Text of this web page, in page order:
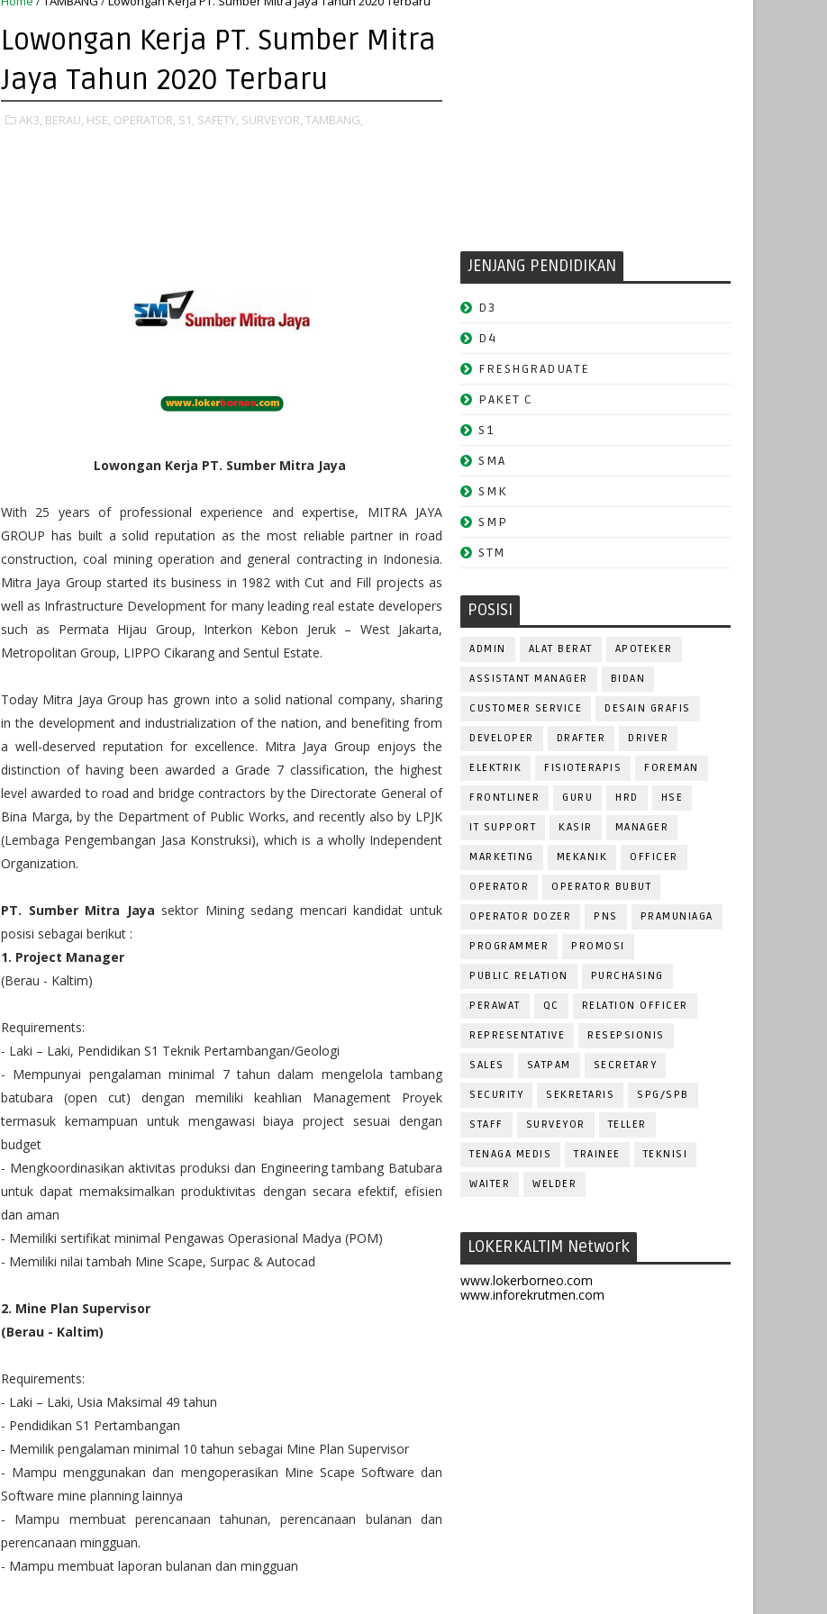
Lowongan Kerja PT. Sumber Mitra
Jaya Tahun 2020 Terbaru
AK3, BERAU, HSE, OPERATOR, S1, SAFETY, SURVEYOR, TAMBANG,
Lowongan Kerja PT. Sumber Mitra Jaya
With 25 years of professional experience and expertise, MITRA JAYA
GROUP has built a solid reputation as the most reliable partner in road
construction, coal mining operation and general contracting in Indonesia.
Mitra Jaya Group started its business in 1982 with Cut and Fill projects as
well as Infrastructure Development for many leading real estate developers
such as Permata Hijau Group, Interkon Kebon Jeruk – West Jakarta,
Metropolitan Group, LIPPO Cikarang and Sentul Estate.
Today Mitra Jaya Group has grown into a solid national company, sharing
in the development and industrialization of the nation, and benefiting from
a well-deserved reputation for excellence. Mitra Jaya Group enjoys the
distinction of having been awarded a Grade 7 classification, the highest
level awarded to road and bridge contractors by the Directorate General of
Bina Marga, by the Department of Public Works, and recently also by LPJK
(Lembaga Pengembangan Jasa Konstruksi), which is a wholly Independent
Organization.
PT. Sumber Mitra Jaya sektor Mining sedang mencari kandidat untuk
posisi sebagai berikut :
1. Project Manager
(Berau - Kaltim)
Requirements:
- Laki – Laki, Pendidikan S1 Teknik Pertambangan/Geologi
- Mempunyai pengalaman minimal 7 tahun dalam mengelola tambang
batubara (open cut) dengan memiliki keahlian Management Proyek
termasuk kemampuan untuk mengawasi biaya project sesuai dengan
budget
- Mengkoordinasikan aktivitas produksi dan Engineering tambang Batubara
untuk dapat memaksimalkan produktivitas dengan secara efektif, efisien
dan aman
- Memiliki sertifikat minimal Pengawas Operasional Madya (POM)
- Memiliki nilai tambah Mine Scape, Surpac & Autocad
2. Mine Plan Supervisor
(Berau - Kaltim)
Requirements:
- Laki – Laki, Usia Maksimal 49 tahun
- Pendidikan S1 Pertambangan
- Memilik pengalaman minimal 10 tahun sebagai Mine Plan Supervisor
- Mampu menggunakan dan mengoperasikan Mine Scape Software dan
Software mine planning lainnya
- Mampu membuat perencanaan tahunan, perencanaan bulanan dan
perencanaan mingguan.
- Mampu membuat laporan bulanan dan mingguan
JENJANG PENDIDIKAN
D3
D4
FRESHGRADUATE
PAKET C
S1
SMA
SMK
SMP
STM
POSISI
ADMIN ALAT BERAT APOTEKER
ASSISTANT MANAGER BIDAN
CUSTOMER SERVICE DESAIN GRAFIS
DEVELOPER DRAFTER DRIVER
ELEKTRIK FISIOTERAPIS FOREMAN
FRONTLINER GURU HRD HSE
IT SUPPORT KASIR MANAGER
MARKETING MEKANIK OFFICER
OPERATOR OPERATOR BUBUT
OPERATOR DOZER PNS PRAMUNIAGA
PROGRAMMER PROMOSI
PUBLIC RELATION PURCHASING
PERAWAT QC RELATION OFFICER
REPRESENTATIVE RESEPSIONIS
SALES SATPAM SECRETARY
SECURITY SEKRETARIS SPG/SPB
STAFF SURVEYOR TELLER
TENAGA MEDIS TRAINEE TEKNISI
WAITER WELDER
LOKERKALTIM Network
www.lokerborneo.com
www.inforekrutmen.com